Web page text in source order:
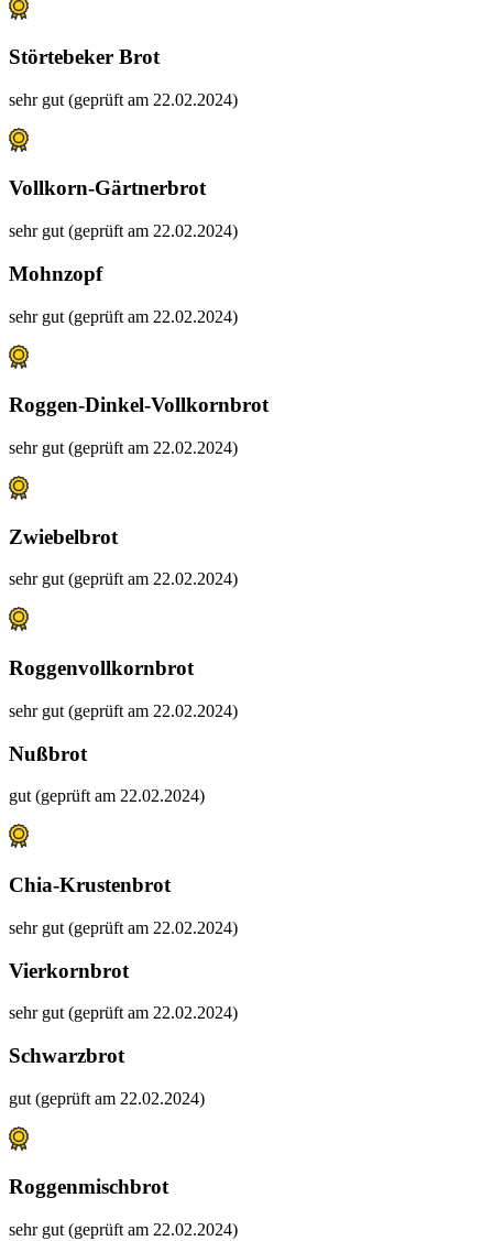
Störtebeker Brot
sehr gut (geprüft am 22.02.2024)
Vollkorn-Gärtnerbrot
sehr gut (geprüft am 22.02.2024)
Mohnzopf
sehr gut (geprüft am 22.02.2024)
Roggen-Dinkel-Vollkornbrot
sehr gut (geprüft am 22.02.2024)
Zwiebelbrot
sehr gut (geprüft am 22.02.2024)
Roggenvollkornbrot
sehr gut (geprüft am 22.02.2024)
Nußbrot
gut (geprüft am 22.02.2024)
Chia-Krustenbrot
sehr gut (geprüft am 22.02.2024)
Vierkornbrot
sehr gut (geprüft am 22.02.2024)
Schwarzbrot
gut (geprüft am 22.02.2024)
Roggenmischbrot
sehr gut (geprüft am 22.02.2024)